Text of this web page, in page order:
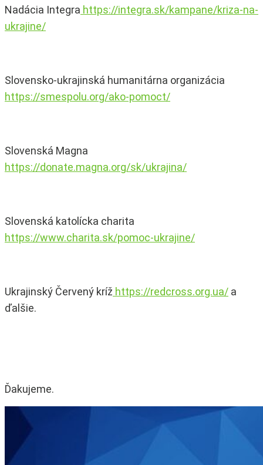
Nadácia Integra https://integra.sk/kampane/kriza-na-
ukrajine/
Slovensko-ukrajinská humanitárna organizácia
https://smespolu.org/ako-pomoct/
Slovenská Magna
https://donate.magna.org/sk/ukrajina/
Slovenská katolícka charita
https://www.charita.sk/pomoc-ukrajine/
Ukrajinský Červený kríž https://redcross.org.ua/ a
ďalšie.
Ďakujeme.